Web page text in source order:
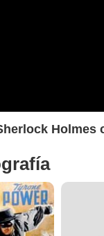
Holmes